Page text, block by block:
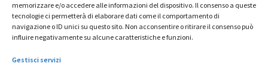
memorizzare e/o accedere alle informazioni del dispositivo. Il consenso a queste
tecnologie ci permetterà di elaborare dati come il comportamento di
navigazione o ID unici su questo sito. Non acconsentire o ritirare il consenso può
influire negativamente su alcune caratteristiche e funzioni.
Gestisci servizi